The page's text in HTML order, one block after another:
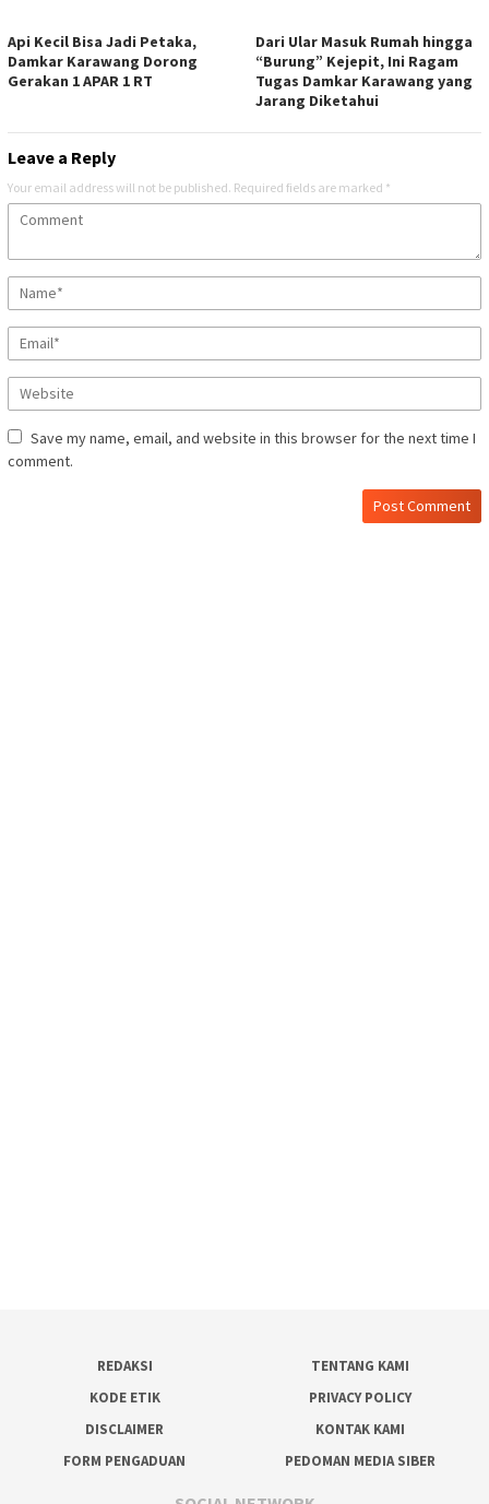
Api Kecil Bisa Jadi Petaka,
Damkar Karawang Dorong
Gerakan 1 APAR 1 RT
Dari Ular Masuk Rumah hingga
“Burung” Kejepit, Ini Ragam
Tugas Damkar Karawang yang
Jarang Diketahui
Leave a Reply
Your email address will not be published. Required fields are marked *
Save my name, email, and website in this browser for the next time I
comment.
REDAKSI
TENTANG KAMI
KODE ETIK
PRIVACY POLICY
DISCLAIMER
KONTAK KAMI
FORM PENGADUAN
PEDOMAN MEDIA SIBER